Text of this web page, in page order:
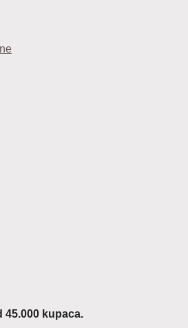
45.000 kupaca.